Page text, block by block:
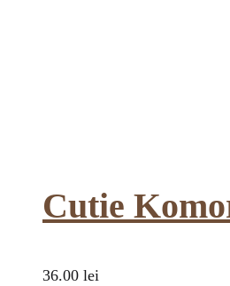
Cutie
36.00 lei